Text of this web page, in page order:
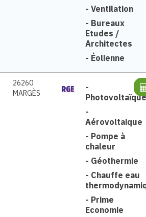
- Ventilation
- Bureaux
Etudes /
Architectes
- Éolienne
26260
MARGÈS
-
Photovoltaïque
-
Aérovoltaique
- Pompe à
chaleur
- Géothermie
- Chauffe eau
- Prime
Economie